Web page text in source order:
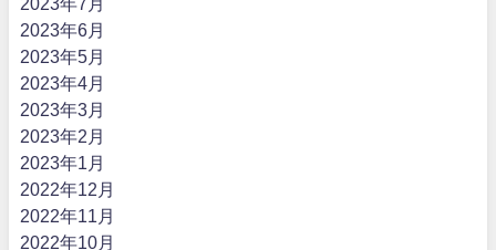
2023年6月
2023年5月
2023年4月
2023年3月
2023年2月
2023年1月
2022年12月
2022年11月
2022年10月